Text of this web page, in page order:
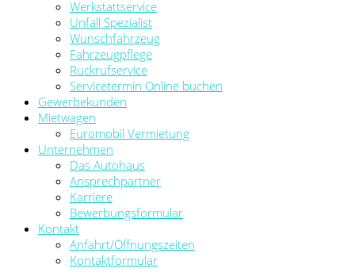
Werkstattservice
Unfall Spezialist
Wunschfahrzeug
Fahrzeugpflege
Rückrufservice
Servicetermin Online buchen
Gewerbekunden
Mietwagen
Euromobil Vermietung
Unternehmen
Das Autohaus
Ansprechpartner
Karriere
Bewerbungsformular
Kontakt
Anfahrt/Öffnungszeiten
Kontaktformular